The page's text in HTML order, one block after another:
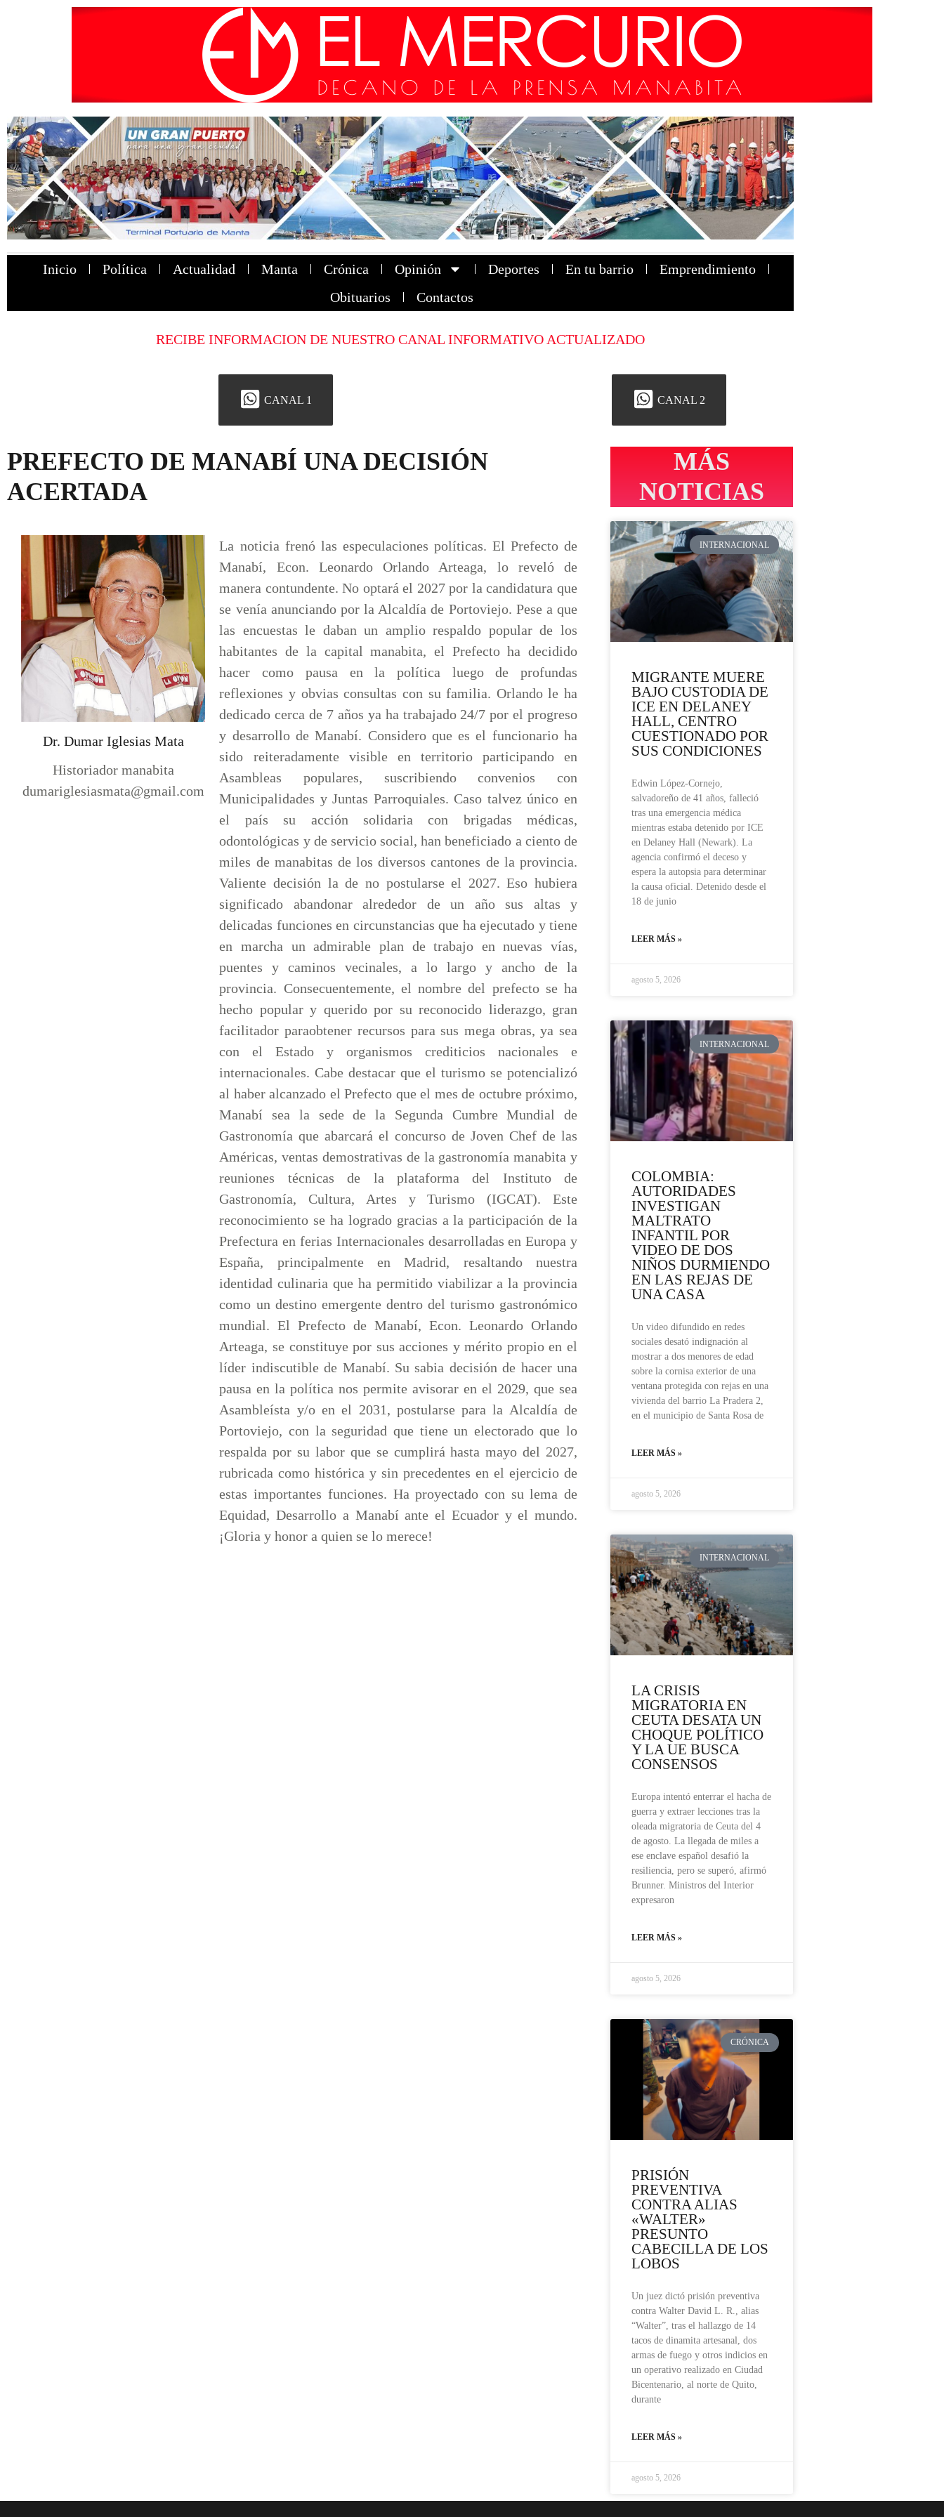
Inicio Política Actualidad Manta Crónica Opinión Deportes En tu barrio
Emprendimiento
Obituarios
Contactos
RECIBE INFORMACION DE NUESTRO CANAL INFORMATIVO ACTUALIZADO
CANAL 1 CANAL 2
PREFECTO DE MANABÍ UNA DECISIÓN
ACERTADA
Dr. Dumar Iglesias Mata
Historiador manabita
dumariglesiasmata@gmail.com
La noticia frenó las especulaciones políticas. El Prefecto de
Manabí, Econ. Leonardo Orlando Arteaga, lo reveló de
manera contundente. No optará el 2027 por la candidatura que
se venía anunciando por la Alcaldía de Portoviejo. Pese a que
las encuestas le daban un amplio respaldo popular de los
habitantes de la capital manabita, el Prefecto ha decidido
hacer como pausa en la política luego de profundas
reflexiones y obvias consultas con su familia. Orlando le ha
dedicado cerca de 7 años ya ha trabajado 24/7 por el progreso
y desarrollo de Manabí. Considero que es el funcionario ha
sido reiteradamente visible en territorio participando en
Asambleas populares, suscribiendo convenios con
Municipalidades y Juntas Parroquiales. Caso talvez único en
el país su acción solidaria con brigadas médicas,
odontológicas y de servicio social, han beneficiado a ciento de
miles de manabitas de los diversos cantones de la provincia.
Valiente decisión la de no postularse el 2027. Eso hubiera
significado abandonar alrededor de un año sus altas y
delicadas funciones en circunstancias que ha ejecutado y tiene
en marcha un admirable plan de trabajo en nuevas vías,
puentes y caminos vecinales, a lo largo y ancho de la
provincia. Consecuentemente, el nombre del prefecto se ha
hecho popular y querido por su reconocido liderazgo, gran
facilitador paraobtener recursos para sus mega obras, ya sea
con el Estado y organismos crediticios nacionales e
internacionales. Cabe destacar que el turismo se potencializó
al haber alcanzado el Prefecto que el mes de octubre próximo,
Manabí sea la sede de la Segunda Cumbre Mundial de
Gastronomía que abarcará el concurso de Joven Chef de las
Américas, ventas demostrativas de la gastronomía manabita y
reuniones técnicas de la plataforma del Instituto de
Gastronomía, Cultura, Artes y Turismo (IGCAT). Este
reconocimiento se ha logrado gracias a la participación de la
Prefectura en ferias Internacionales desarrolladas en Europa y
España, principalmente en Madrid, resaltando nuestra
identidad culinaria que ha permitido viabilizar a la provincia
como un destino emergente dentro del turismo gastronómico
mundial. El Prefecto de Manabí, Econ. Leonardo Orlando
Arteaga, se constituye por sus acciones y mérito propio en el
líder indiscutible de Manabí. Su sabia decisión de hacer una
pausa en la política nos permite avisorar en el 2029, que sea
Asambleísta y/o en el 2031, postularse para la Alcaldía de
Portoviejo, con la seguridad que tiene un electorado que lo
respalda por su labor que se cumplirá hasta mayo del 2027,
rubricada como histórica y sin precedentes en el ejercicio de
estas importantes funciones. Ha proyectado con su lema de
Equidad, Desarrollo a Manabí ante el Ecuador y el mundo.
¡Gloria y honor a quien se lo merece!
MÁS
NOTICIAS
INTERNACIONAL
MIGRANTE MUERE
BAJO CUSTODIA DE
ICE EN DELANEY
HALL, CENTRO
CUESTIONADO POR
SUS CONDICIONES
Edwin López-Cornejo,
salvadoreño de 41 años, falleció
tras una emergencia médica
mientras estaba detenido por ICE
en Delaney Hall (Newark). La
agencia confirmó el deceso y
espera la autopsia para determinar
la causa oficial. Detenido desde el
18 de junio
LEER MÁS »
agosto 5, 2026
INTERNACIONAL
COLOMBIA:
AUTORIDADES
INVESTIGAN
MALTRATO
INFANTIL POR
VIDEO DE DOS
NIÑOS DURMIENDO
EN LAS REJAS DE
UNA CASA
Un video difundido en redes
sociales desató indignación al
mostrar a dos menores de edad
sobre la cornisa exterior de una
ventana protegida con rejas en una
vivienda del barrio La Pradera 2,
en el municipio de Santa Rosa de
LEER MÁS »
agosto 5, 2026
INTERNACIONAL
LA CRISIS
MIGRATORIA EN
CEUTA DESATA UN
CHOQUE POLÍTICO
Y LA UE BUSCA
CONSENSOS
Europa intentó enterrar el hacha de
guerra y extraer lecciones tras la
oleada migratoria de Ceuta del 4
de agosto. La llegada de miles a
ese enclave español desafió la
resiliencia, pero se superó, afirmó
Brunner. Ministros del Interior
expresaron
LEER MÁS »
agosto 5, 2026
CRÓNICA
PRISIÓN
PREVENTIVA
CONTRA ALIAS
«WALTER»
PRESUNTO
CABECILLA DE LOS
LOBOS
Un juez dictó prisión preventiva
contra Walter David L. R., alias
“Walter”, tras el hallazgo de 14
tacos de dinamita artesanal, dos
armas de fuego y otros indicios en
un operativo realizado en Ciudad
Bicentenario, al norte de Quito,
durante
LEER MÁS »
agosto 5, 2026